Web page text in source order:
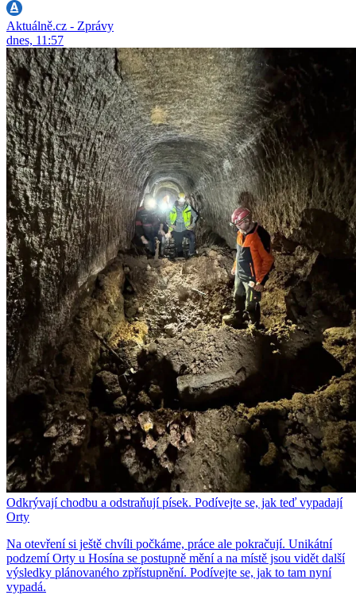
Aktuálně.cz - Zprávy
dnes, 11:57
Odkrývají chodbu a odstraňují písek. Podívejte se, jak teď vypadají
Orty
Na otevření si ještě chvíli počkáme, práce ale pokračují. Unikátní
podzemí Orty u Hosína se postupně mění a na místě jsou vidět další
výsledky plánovaného zpřístupnění. Podívejte se, jak to tam nyní
vypadá.